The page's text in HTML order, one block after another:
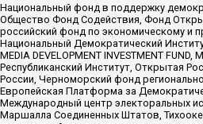
Национальный фонд в поддержку
Общество Фонд Содействия, Фонд
российский фонд по экономическому и
Национальный Демократический
MEDIA DEVELOPMENT INVESTMENT
Республиканский Институт, Открытая
России, Черноморский фонд
Европейская Платформа за
Международный центр электоральных
Маршалла Соединенных Штатов,